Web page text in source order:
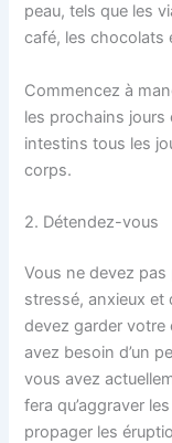
peau, tels que les
café, les chocolats
Commencez à
les prochains jours
intestins tous les
corps.
2. Détendez-vous
Vous ne devez
stressé, anxieux et
devez garder votre
avez besoin d’un
vous avez
fera qu’aggraver
propager les